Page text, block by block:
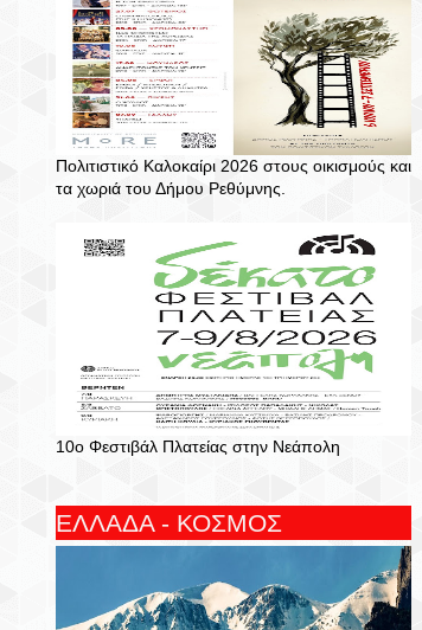
Πολιτιστικό Καλοκαίρι 2026 στους οικισμούς και
τα χωριά του Δήμου Ρεθύμνης.
10ο Φεστιβάλ Πλατείας στην Νεάπολη
ΕΛΛΑΔΑ - ΚΟΣΜΟΣ